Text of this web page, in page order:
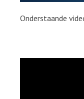
Onderstaande